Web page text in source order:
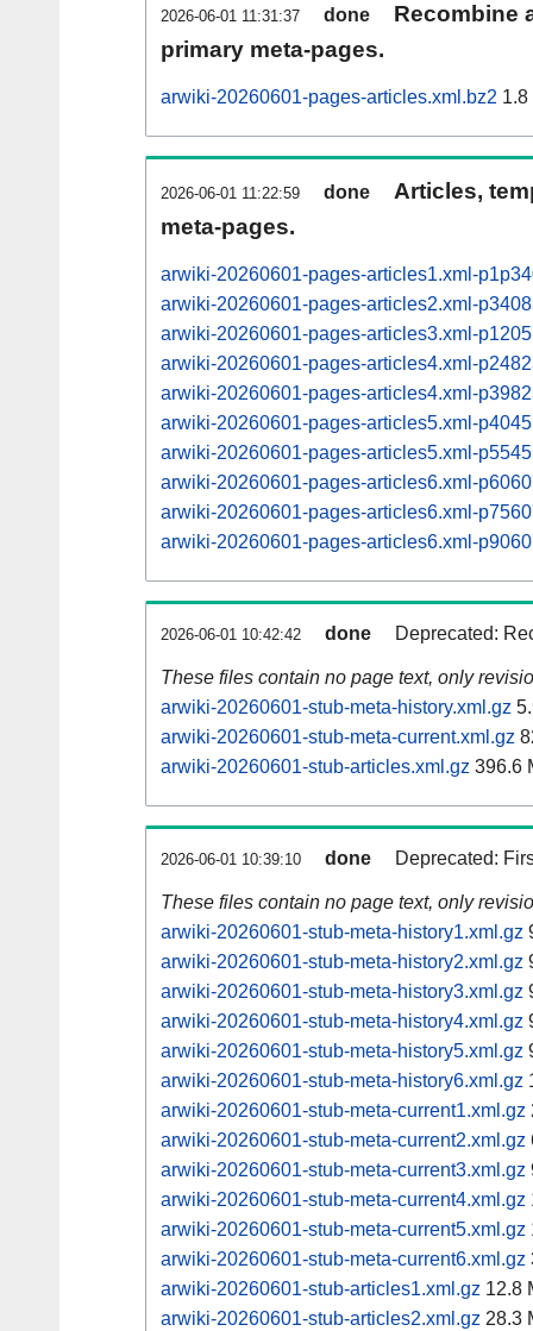
2026-06-01 11:31:37 done
Recombine
primary meta-pages.
arwiki-20260601-pages-articles.xml.bz2 1.8
2026-06-01 11:22:59 done
Articles,
meta-pages.
arwiki-20260601-pages-articles1.xml-
arwiki-20260601-pages-articles2.xml-
arwiki-20260601-pages-articles3.xml-
arwiki-20260601-pages-articles4.xml-
arwiki-20260601-pages-articles4.xml-
arwiki-20260601-pages-articles5.xml-
arwiki-20260601-pages-articles5.xml-
arwiki-20260601-pages-articles6.xml-
arwiki-20260601-pages-articles6.xml-
arwiki-20260601-pages-articles6.xml-
2026-06-01 10:42:42 done Deprecated:
These files contain no page text, only
arwiki-20260601-stub-meta-history.xml.gz
arwiki-20260601-stub-meta-current.xml.gz
arwiki-20260601-stub-articles.xml.gz 396.6
2026-06-01 10:39:10 done Deprecated:
These files contain no page text, only
arwiki-20260601-stub-meta-history1.xml.gz
arwiki-20260601-stub-meta-history2.xml.gz
arwiki-20260601-stub-meta-history3.xml.gz
arwiki-20260601-stub-meta-history4.xml.gz
arwiki-20260601-stub-meta-history5.xml.gz
arwiki-20260601-stub-meta-history6.xml.gz
arwiki-20260601-stub-meta-current1.xml.gz
arwiki-20260601-stub-meta-current2.xml.gz
arwiki-20260601-stub-meta-current3.xml.gz
arwiki-20260601-stub-meta-current4.xml.gz
arwiki-20260601-stub-meta-current5.xml.gz
arwiki-20260601-stub-meta-current6.xml.gz
arwiki-20260601-stub-articles1.xml.gz 12.8
arwiki-20260601-stub-articles2.xml.gz 28.3